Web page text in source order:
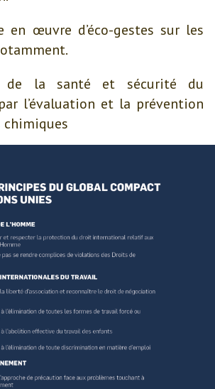
en œuvre d’éco-gestes sur les
de la santé et sécurité du
l’évaluation et la prévention
chimiques